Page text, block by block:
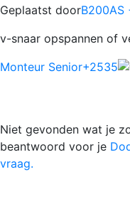
Geplaatst doorB200AS
v-snaar opspannen of
Monteur Senior+2535
Niet gevonden wat je
beantwoord voor je
vraag.